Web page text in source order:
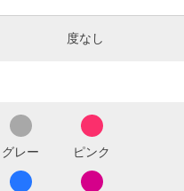
度なし
グレー ピンク